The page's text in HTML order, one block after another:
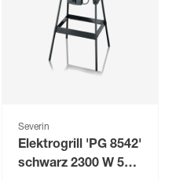
Severin
Elektrogrill 'PG 8542'
schwarz 2300 W 50 x